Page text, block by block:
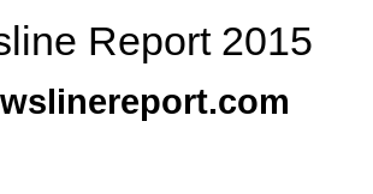
Report 2015